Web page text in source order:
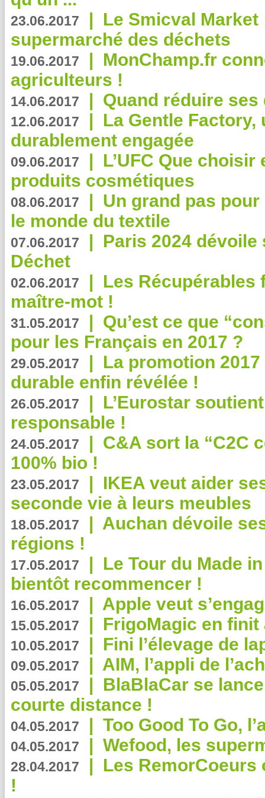
23.06.2017 | Le Smicval
supermarché des déchets
19.06.2017 | MonChamp.fr
agriculteurs !
14.06.2017 | Quand réduire
12.06.2017 | La Gentle
durablement engagée
09.06.2017 | L’UFC Que
produits cosmétiques
08.06.2017 | Un grand pas
le monde du textile
07.06.2017 | Paris 2024
Déchet
02.06.2017 | Les Récupérables
maître-mot !
31.05.2017 | Qu’est ce que
pour les Français en 2017 ?
29.05.2017 | La promotion
durable enfin révélée !
26.05.2017 | L’Eurostar
responsable !
24.05.2017 | C&A sort la “C2C
100% bio !
23.05.2017 | IKEA veut aider
seconde vie à leurs meubles
18.05.2017 | Auchan dévoile
régions !
17.05.2017 | Le Tour du Made
bientôt recommencer !
16.05.2017 | Apple veut
15.05.2017 | FrigoMagic en
10.05.2017 | Fini l’élevage de
09.05.2017 | AIM, l’appli de
05.05.2017 | BlaBlaCar se
courte distance !
04.05.2017 | Too Good To Go,
04.05.2017 | Wefood, les
28.04.2017 | Les RemorCoeurs
!